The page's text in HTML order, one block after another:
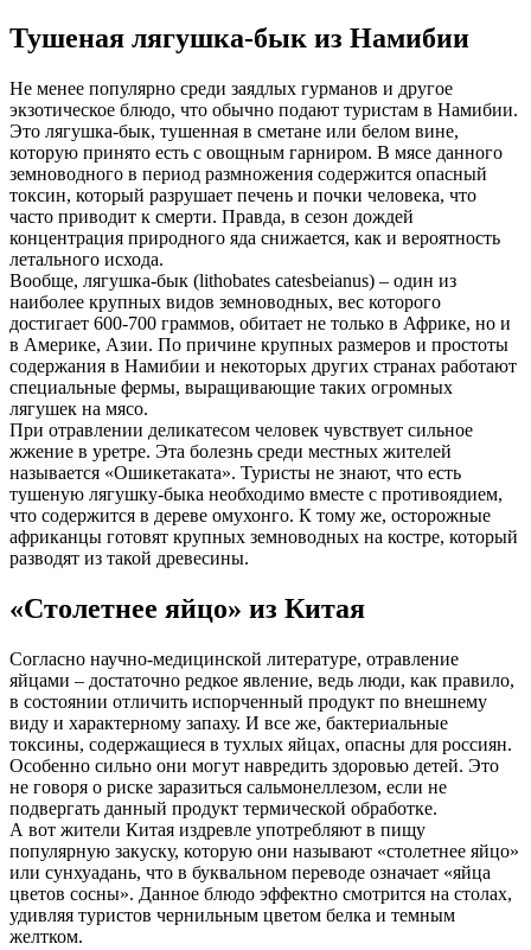
Тушеная лягушка-бык из Намибии
Не менее популярно среди заядлых гурманов и другое
экзотическое блюдо, что обычно подают туристам в Намибии.
Это лягушка-бык, тушенная в сметане или белом вине,
которую принято есть с овощным гарниром. В мясе данного
земноводного в период размножения содержится опасный
токсин, который разрушает печень и почки человека, что
часто приводит к смерти. Правда, в сезон дождей
концентрация природного яда снижается, как и вероятность
летального исхода.
Вообще, лягушка-бык (lithobates catesbeianus) – один из
наиболее крупных видов земноводных, вес которого
достигает 600-700 граммов, обитает не только в Африке, но и
в Америке, Азии. По причине крупных размеров и простоты
содержания в Намибии и некоторых других странах работают
специальные фермы, выращивающие таких огромных
лягушек на мясо.
При отравлении деликатесом человек чувствует сильное
жжение в уретре. Эта болезнь среди местных жителей
называется «Ошикетаката». Туристы не знают, что есть
тушеную лягушку-быка необходимо вместе с противоядием,
что содержится в дереве омухонго. К тому же, осторожные
африканцы готовят крупных земноводных на костре, который
разводят из такой древесины.
«Столетнее яйцо» из Китая
Согласно научно-медицинской литературе, отравление
яйцами – достаточно редкое явление, ведь люди, как правило,
в состоянии отличить испорченный продукт по внешнему
виду и характерному запаху. И все же, бактериальные
токсины, содержащиеся в тухлых яйцах, опасны для россиян.
Особенно сильно они могут навредить здоровью детей. Это
не говоря о риске заразиться сальмонеллезом, если не
подвергать данный продукт термической обработке.
А вот жители Китая издревле употребляют в пищу
популярную закуску, которую они называют «столетнее яйцо»
или сунхуадань, что в буквальном переводе означает «яйца
цветов сосны». Данное блюдо эффектно смотрится на столах,
удивляя туристов чернильным цветом белка и темным
желтком.